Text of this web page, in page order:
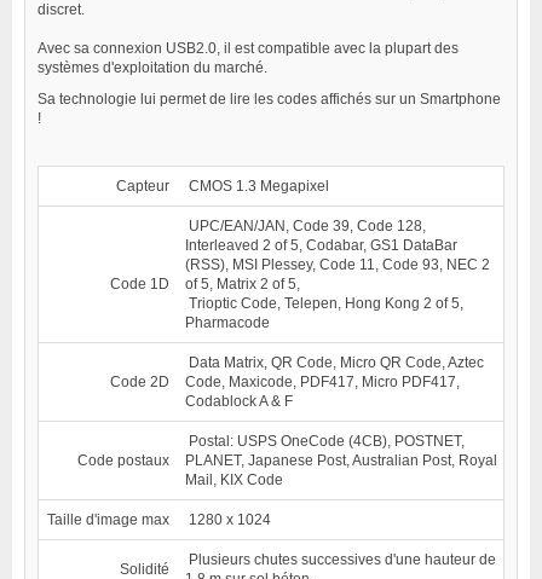
discret.
Avec sa connexion USB2.0, il est compatible avec la plupart des
systèmes d'exploitation du marché.
Sa technologie lui permet de lire les codes affichés sur un Smartphone
!
Capteur CMOS 1.3 Megapixel
Code 1D
UPC/EAN/JAN, Code 39, Code 128,
Interleaved 2 of 5, Codabar, GS1 DataBar
(RSS), MSI Plessey, Code 11, Code 93, NEC 2
of 5, Matrix 2 of 5,
Trioptic Code, Telepen, Hong Kong 2 of 5,
Pharmacode
Code 2D
Data Matrix, QR Code, Micro QR Code, Aztec
Code, Maxicode, PDF417, Micro PDF417,
Codablock A & F
Code postaux
Postal: USPS OneCode (4CB), POSTNET,
PLANET, Japanese Post, Australian Post, Royal
Mail, KIX Code
Taille d'image max 1280 x 1024
Solidité
Plusieurs chutes successives d'une hauteur de